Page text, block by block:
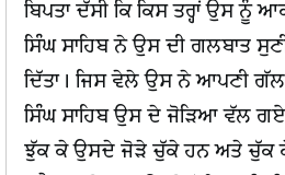
ਬਿਪਤਾ ਦੱਸੀ ਕਿ ਕਿਸ ਤਰ੍ਹਾਂ ਉਸ ਨੂੰ
ਸਿੰਘ ਸਾਹਿਬ ਨੇ ਉਸ ਦੀ ਗਲਬਾਤ
ਦਿੱਤਾ। ਜਿਸ ਵੇਲੇ ਉਸ ਨੇ ਆਪਣੀ ਗੱਲ
ਸਿੰਘ ਸਾਹਿਬ ਉਸ ਦੇ ਜੋੜਿਆ ਵੱਲ
ਝੁੱਕ ਕੇ ਉਸਦੇ ਜੋੜੇ ਚੁੱਕੇ ਹਨ ਅਤੇ ਚੁੱਕ